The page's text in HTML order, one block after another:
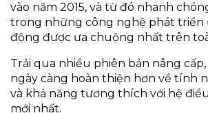
vào năm 2015, và từ đó nhanh
trong những công nghệ phát triển
động được ưa chuộng nhất trên
Trải qua nhiều phiên bản nâng
ngày càng hoàn thiện hơn về tính
và khả năng tương thích với hệ
mới nhất.